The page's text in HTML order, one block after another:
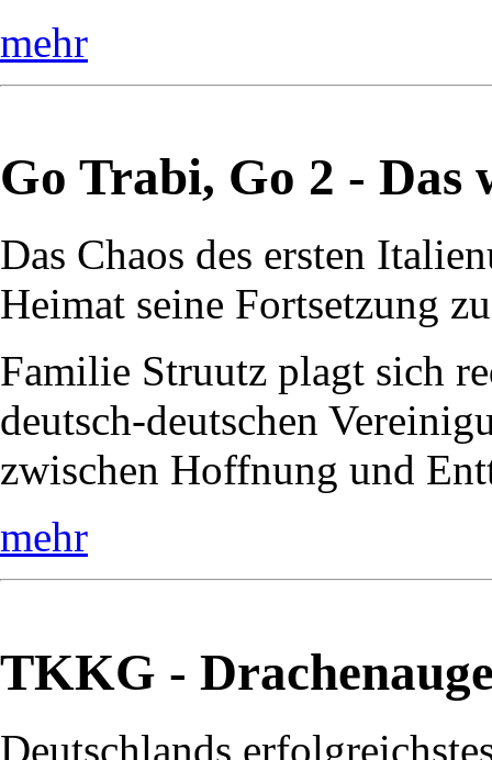
mehr
Go Trabi, Go 2 - Das
Das Chaos des ersten
Heimat seine Fortsetzung
Familie Struutz plagt sich
deutsch-deutschen
zwischen Hoffnung und
mehr
TKKG -
Deutschlands